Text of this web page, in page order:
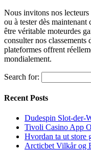
Nous invitons nos lecteurs
ou à tester dès maintenant
être véritable moteurdes
consulter nos
plateformes offrent
mondialement.​
Search for:
Recent Posts
Dudespin Slot-der-
Tivoli Casino App
Hvordan ta ut store
Arcticbet Vilkår og